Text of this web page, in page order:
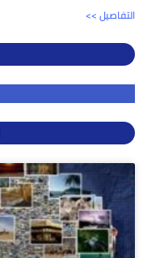
<< التفاصيل